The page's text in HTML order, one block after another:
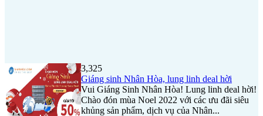
3,325
Giáng sinh Nhân Hòa, lung linh deal hời
Vui Giáng Sinh Nhân Hòa! Lung linh deal hời!
Chào đón mùa Noel 2022 với các ưu đãi siêu
khủng sản phẩm, dịch vụ của Nhân...